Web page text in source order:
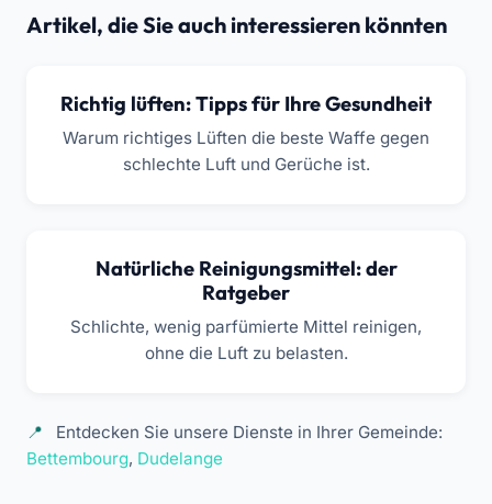
Artikel, die Sie auch interessieren könnten
Richtig lüften: Tipps für Ihre Gesundheit
Warum richtiges Lüften die beste Waffe gegen
schlechte Luft und Gerüche ist.
Natürliche Reinigungsmittel: der
Ratgeber
Schlichte, wenig parfümierte Mittel reinigen,
ohne die Luft zu belasten.
Entdecken Sie unsere Dienste in Ihrer Gemeinde:
Bettembourg, Dudelange